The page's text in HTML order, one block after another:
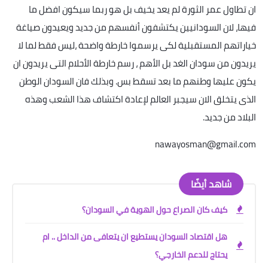
ان تطاول عمر الثورة لم يعد يخيف بل هو ربما سيكون افضل ما
فيها، لان السودانيين يكتشفون أنفسهم من جديد ويعيدون صياغة
خياراتهم المستقبلية لكى يرسموا خارطة واضحة ،ليس فقط لما لا
يريدون من سودان الغد بل الأهم ، رسم خارطة الأحلام التى يريدون ان
يكون عليها وطنهم ما بعد تسقط بس. وبذلك فان السودان الوطن
الذى يتخلق الان سيجبر العالم لإعادة اكتشاف هذا الشعب وهذه
البلاد من جديد.
nawayosman@gmail.com
شاهد أيضًا
كيف كان الصراع حول الهوية في السودان؟
هل اقتصاد السودان يستطيع ان يتعافى من الداخل .. ام
يحتاج للدعم الخارجي؟